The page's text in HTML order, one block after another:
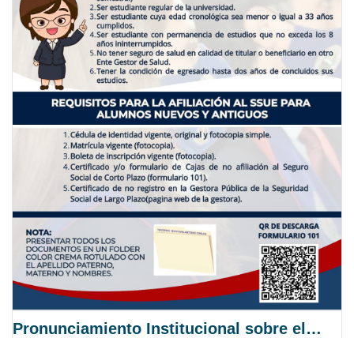
Pronunciamiento Institucional sobre el Proyecto de Ley N° 068/2025-2026 C.S.